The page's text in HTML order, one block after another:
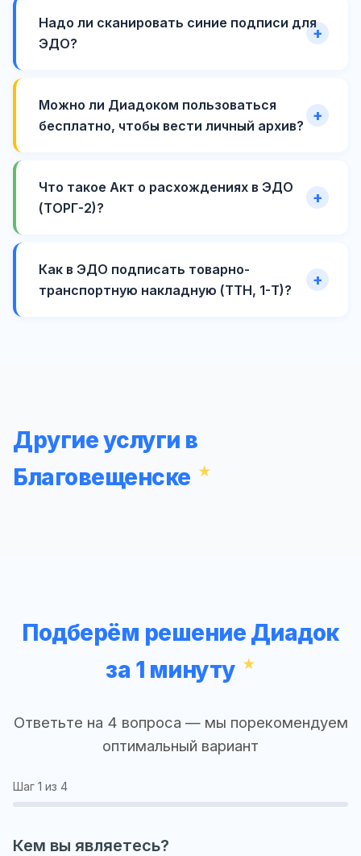
Надо ли сканировать синие подписи для
ЭДО?
Можно ли Диадоком пользоваться
бесплатно, чтобы вести личный архив?
Что такое Акт о расхождениях в ЭДО
(ТОРГ-2)?
Как в ЭДО подписать товарно-
транспортную накладную (ТТН, 1-Т)?
Другие услуги в
Благовещенске
Подберём решение Диадок
за 1 минуту
Ответьте на 4 вопроса — мы порекомендуем
оптимальный вариант
Шаг 1 из 4
Кем вы являетесь?